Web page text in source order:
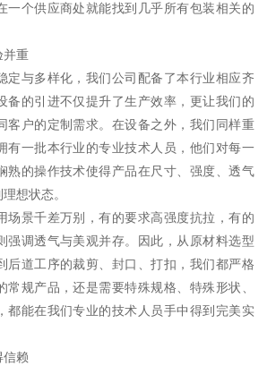
一个供应商处就能找到几乎所有包装相关的
并重
定与多样化，我们公司配备了本行业相应齐
备的引进不仅提升了生产效率，更让我们的
客户的定制需求。在设备之外，我们同样重
有一批本行业的专业技术人员，他们对每一
熟的操作技术使得产品在尺寸、强度、透气
想状态。
场景千差万别，有的要求高强度抗拉，有的
强调透气与美观并存。因此，从原材料选型
后道工序的裁剪、封口、打扣，我们都严格
常规产品，还是需要特殊规格、特殊形状、
都能在我们专业的技术人员手中得到完美实
信赖